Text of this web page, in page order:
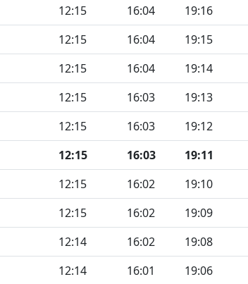
12:15 16:04 19:16
12:15 16:04 19:15
12:15 16:04 19:14
12:15 16:03 19:13
12:15 16:03 19:12
12:15 16:03 19:11
12:15 16:02 19:10
12:15 16:02 19:09
12:14 16:02 19:08
12:14 16:01 19:06